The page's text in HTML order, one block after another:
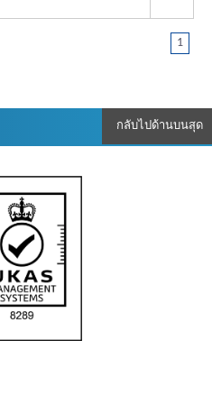
1
กลับไปด้านบนสุด